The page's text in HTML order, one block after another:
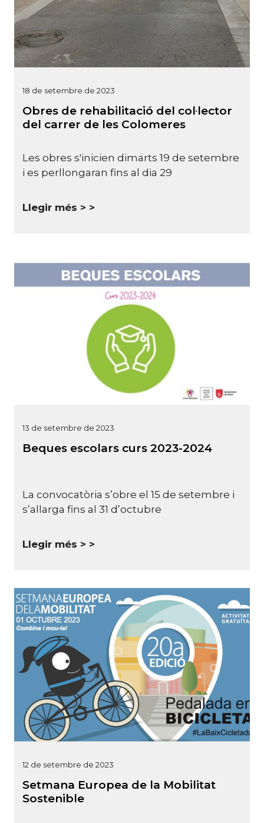
18 de setembre de 2023
Obres de rehabilitació del col·lector
del carrer de les Colomeres
Les obres s'inicien dimarts 19 de setembre
i es perllongaran fins al dia 29
Llegir més >
13 de setembre de 2023
Beques escolars curs 2023-2024
La convocatòria s’obre el 15 de setembre i
s’allarga fins al 31 d’octubre
Llegir més >
12 de setembre de 2023
Setmana Europea de la Mobilitat
Sostenible